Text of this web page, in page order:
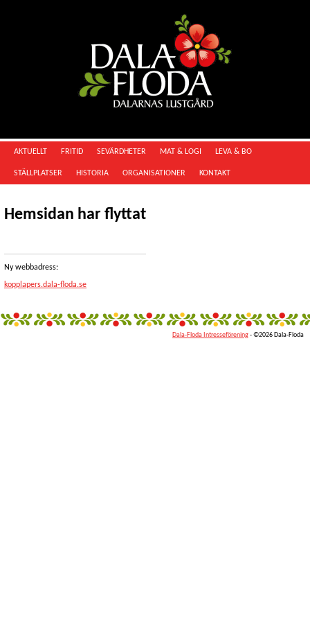
AKTUELLT FRITID SEVÄRDHETER MAT & LOGI LEVA & BO
STÄLLPLATSER HISTORIA ORGANISATIONER KONTAKT
Hemsidan har flyttat
Ny webbadress:
kopplapers.dala-floda.se
Dala-Floda Intresseförening- ©2026 Dala-Floda